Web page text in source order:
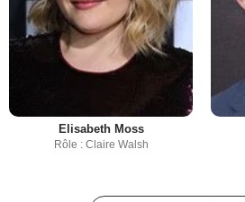
Elisabeth Moss
Rôle : Claire Walsh